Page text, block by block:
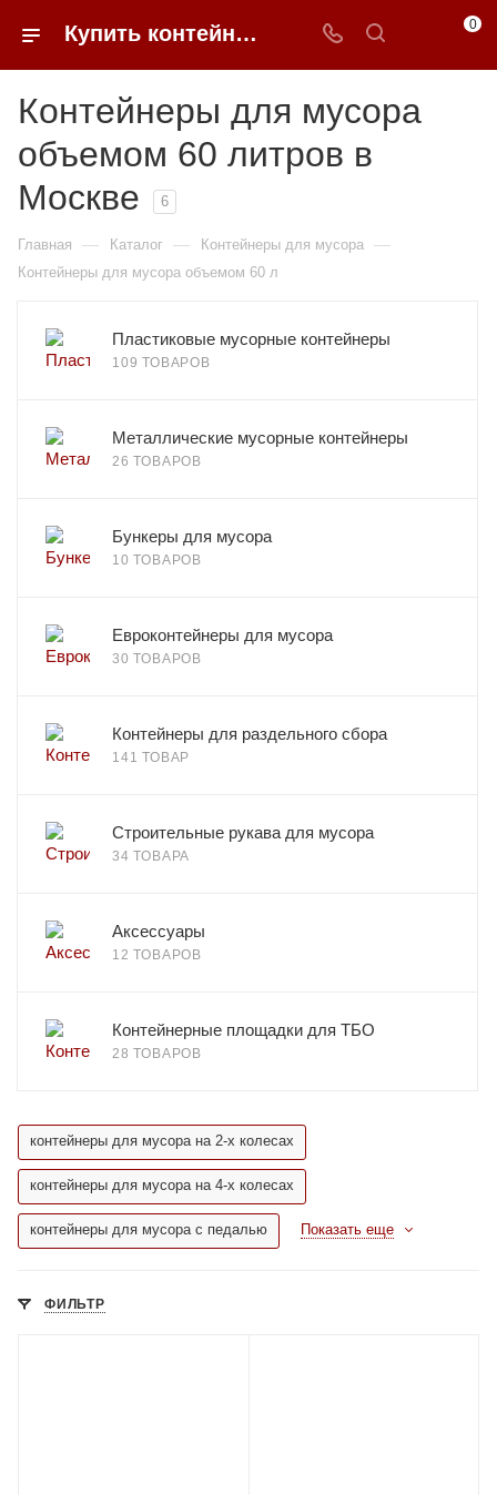
Купить контейнеры для мусора 60 литров в Москве | 0FFER 0
Контейнеры для мусора
объемом 60 литров в
Москве
6
Главная — Каталог — Контейнеры для мусора —
Контейнеры для мусора объемом 60 л
Пластиковые мусорные контейнеры
109 ТОВАРОВ
Металлические мусорные контейнеры
26 ТОВАРОВ
Бункеры для мусора
10 ТОВАРОВ
Евроконтейнеры для мусора
30 ТОВАРОВ
Контейнеры для раздельного сбора
141 ТОВАР
Строительные рукава для мусора
34 ТОВАРА
Аксессуары
12 ТОВАРОВ
Контейнерные площадки для ТБО
28 ТОВАРОВ
контейнеры для мусора на 2-х колесах
контейнеры для мусора на 4-х колесах
контейнеры для мусора с педалью Показать еще
ФИЛЬТР